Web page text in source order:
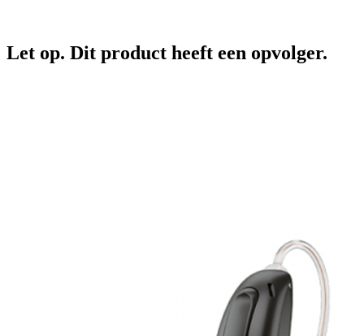
Let op. Dit product heeft een opvolger.